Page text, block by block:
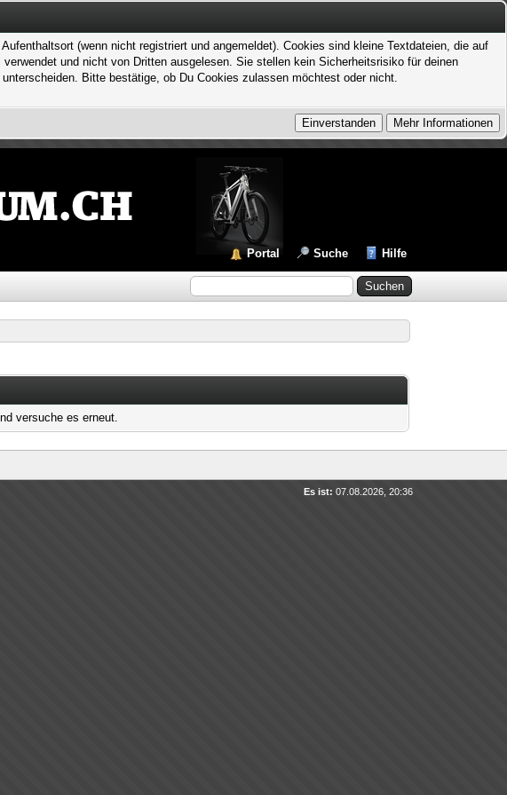
(wenn nicht registriert und angemeldet). Cookies sind kleine Textdateien, die auf
und nicht von Dritten ausgelesen. Sie stellen kein Sicherheitsrisiko für deinen
Bitte bestätige, ob Du Cookies zulassen möchtest oder nicht.
Portal Suche Hilfe
versuche es erneut.
Es ist: 07.08.2026, 20:36